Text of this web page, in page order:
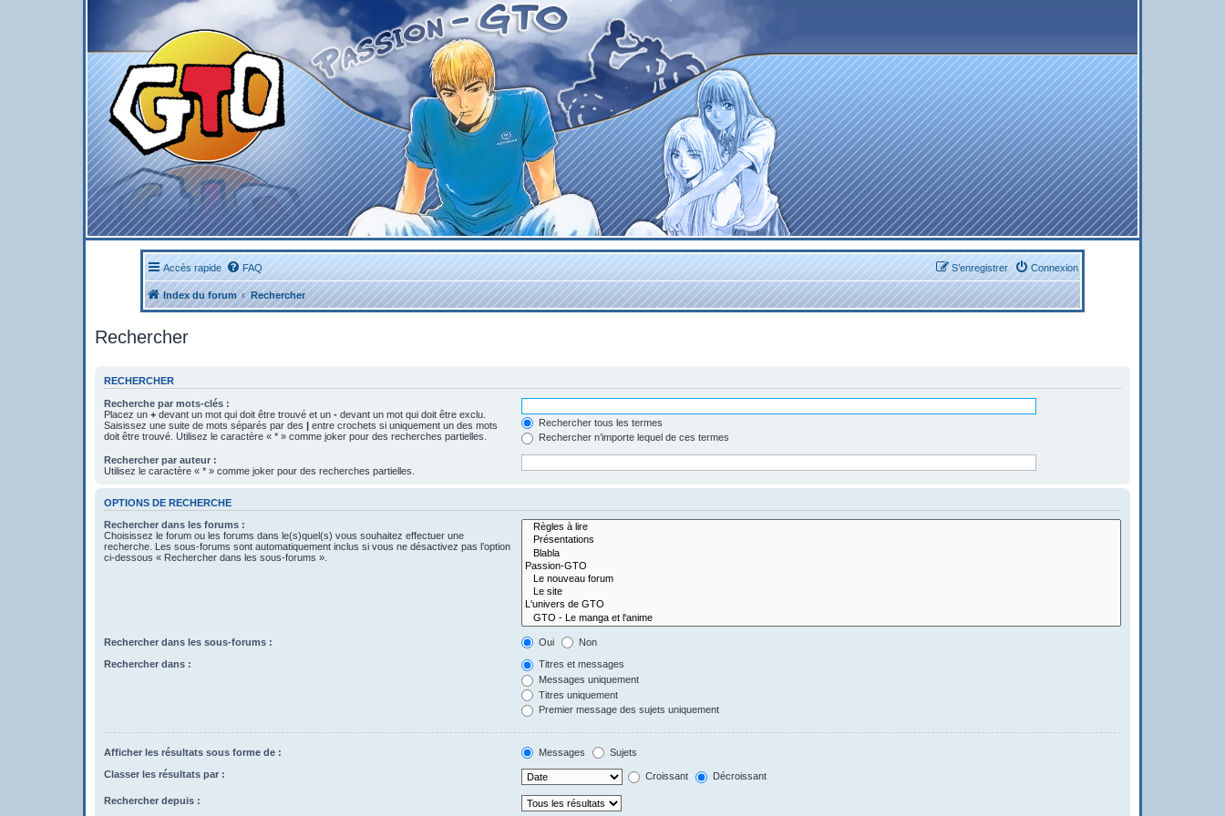
Accès rapide FAQ Connexion
S’enregistrer
Index du forum Rechercher
Rechercher
RECHERCHER
Recherche par mots-clés :
Placez un + devant un mot qui doit être trouvé et un - devant un mot qui doit être exclu.
Saisissez une suite de mots séparés par des | entre crochets si uniquement un des mots
doit être trouvé. Utilisez le caractère « * » comme joker pour des recherches partielles.
Rechercher tous les termes
Rechercher n’importe lequel de ces termes
Rechercher par auteur :
Utilisez le caractère « * » comme joker pour des recherches partielles.
OPTIONS DE RECHERCHE
Rechercher dans les forums :
Choisissez le forum ou les forums dans le(s)quel(s) vous souhaitez effectuer une
recherche. Les sous-forums sont automatiquement inclus si vous ne désactivez pas l’option
ci-dessous « Rechercher dans les sous-forums ».
Rechercher dans les sous-forums : Oui Non
Rechercher dans :
Titres et messages
Messages uniquement
Titres uniquement
Premier message des sujets uniquement
Afficher les résultats sous forme de : Messages Sujets
Classer les résultats par : Croissant Décroissant
Rechercher depuis :